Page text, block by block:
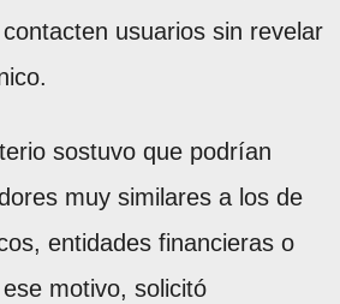
usuarios sin revelar
sostuvo que podrían
muy similares a los de
entidades financieras o
motivo, solicitó